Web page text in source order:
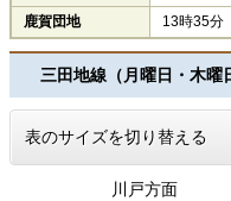
鹿賀団地
13時35分
三田地線（月曜日・木曜
表のサイズを切り替える
川戸方面